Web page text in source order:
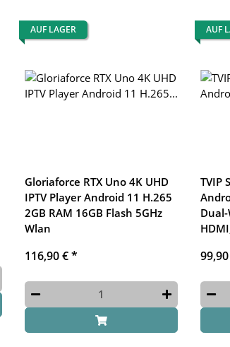
AUF LAGER
Gloriaforce RTX Uno 4K UHD
IPTV Player Android 11 H.265
2GB RAM 16GB Flash 5GHz
Wlan
116,90 €*
AUF
TVIP